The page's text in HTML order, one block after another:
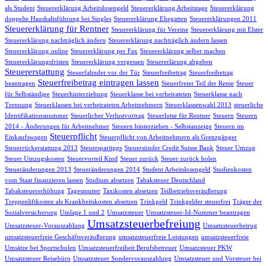
als Student Steuererklärung Arbeitslosengeld Steuererklärung Arbeitstage Steuererklärung
doppelte Haushaltsführung bei Singles Steuererklärung Ehegatten Steuererklärungen 2011
Steuererklärung für Rentner Steuererklärung für Vereine Steuererklärung mit Elster
Steuererklärung nachträglich ändern Steuererklärung nachträglich ändern lassen
Steuererklärung online Steuererklärung per Fax Steuererklärung selber machen
Steuererklärungsfristen Steuererklärung vergessen Steuererlärung abgeben
Steuererstattung Steuerfahnder vor der Tür Steuerfreibetrag Steuerfreibetrag
beantragen Steuerfreibetrag eintragen lassen Steuerfreier Teil der Rente Steuer
für Selbständige Steuerhinterziehung Steuerklasse bei verheirateten Steuerklasse nach
Trennung Steuerklassen bei verheirateten Arbeitnehmern Steuerklassenwahl 2013 steuerliche
Identifikationsnummer Steuerlicher Verlustvortrag Steuerlotse für Rentner Steuern Steuern
2014 - Änderungen für Arbeitnehmer Steuern hinterziehen - Selbstanzeige Steuern im
Einkaufswagen Steuerpflicht Steuerpflicht von Arbeitnehmern als Grenzgänger
Steuerrückerstattung 2013 Steuerspartipps Steuersünder Credit Suisse Bank Steuer Umzug
Steuer Umzugskosten Steuervorteil Kind Steuer zurück Steuer zurück holen
Steueränderungen 2013 Steueränderungen 2014 Student Arbeitslosengeld Studienkosten
vom Staat finanzieren lassen Studium absetzen Tabaksteuer Deutschland
Tabaksteuererhöhung Tagesmutter Taxikosten absetzen Teilbetriebsveräußerung
Treppenliftkosten als Krankheitskosten absetzen Trinkgeld Trinkgelder steuerfrei Träger der
Sozialversicherung Umlage 1 und 2 Umsatzsteuer Umsatzsteuer-Id-Nummer beantragen
Umsatzsteuer-Vorauszahlung Umsatzsteuerbefreiung Umsatzsteuerbetrug
umsatzsteuerfreie Geschäftsveräußerung umsatzsteuerfreie Leistungen umsatzsteuerfreie
Umsätze bei Sportschulen Umsatzsteuerfreiheit Berufsbetreuer Umsatzsteuer PKW
Umsatzsteuer Reisebüro Umsatzsteuer Sondervorauszahlung Umsatzsteuer und Vorsteuer bei